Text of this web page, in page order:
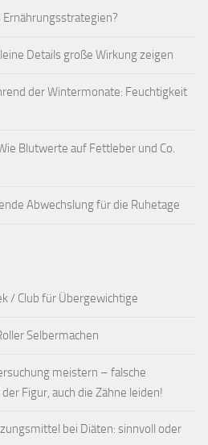
Details große Wirkung zeigen
der Wintermonate: Feuchtigkeit
Blutwerte auf Fettleber und Co.
Abwechslung für die Ruhetage
/ Club für Übergewichtige
Selbermachen
meistern – falsche
Figur, auch die Zähne leiden!
bei Diäten: sinnvoll oder